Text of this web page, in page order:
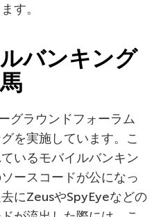
す。
バンキング
グラウンドフォーラム
を実施しています。こ
いるモバイルバンキン
ースコードが公になっ
にZeusやSpyEyeなどの